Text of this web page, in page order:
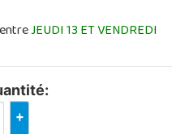
JEUDI 13 ET VENDREDI
+